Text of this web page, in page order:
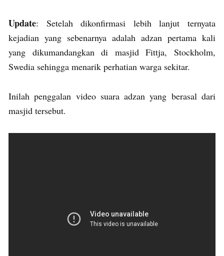
Update: Setelah dikonfirmasi lebih lanjut ternyata
kejadian yang sebenarnya adalah adzan pertama kali
yang dikumandangkan di masjid Fittja, Stockholm,
Swedia sehingga menarik perhatian warga sekitar.
Inilah penggalan video suara adzan yang berasal dari
masjid tersebut.